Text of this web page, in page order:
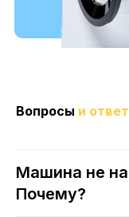
Вопросы и
Машина не
Почему?